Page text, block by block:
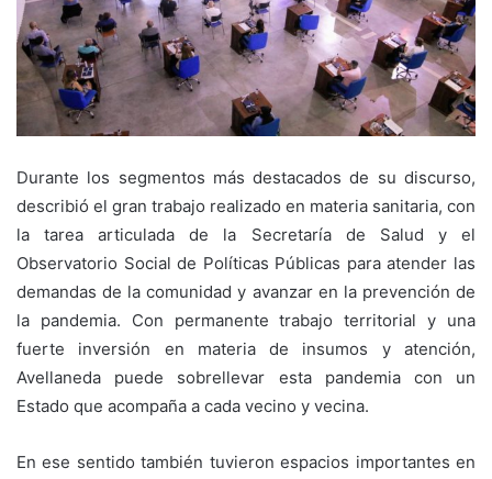
Durante los segmentos más destacados de su discurso,
describió el gran trabajo realizado en materia sanitaria, con
la tarea articulada de la Secretaría de Salud y el
Observatorio Social de Políticas Públicas para atender las
demandas de la comunidad y avanzar en la prevención de
la pandemia. Con permanente trabajo territorial y una
fuerte inversión en materia de insumos y atención,
Avellaneda puede sobrellevar esta pandemia con un
Estado que acompaña a cada vecino y vecina.
En ese sentido también tuvieron espacios importantes en